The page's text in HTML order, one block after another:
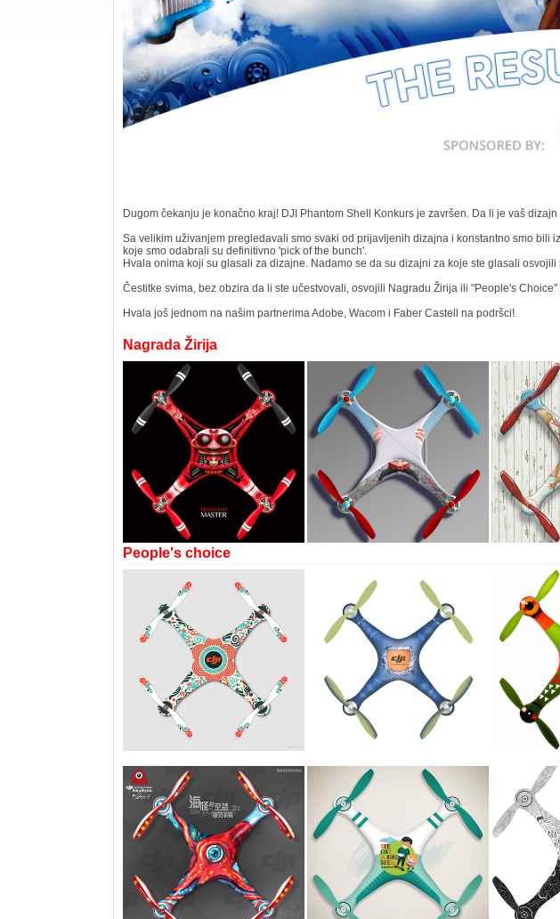
Dugom čekanju je konačno kraj! DJI Phantom Shell Konkurs je završen. Da li je vaš
Sa velikim uživanjem pregledavali smo svaki od prijavljenih dizajna i konstantno smo
koje smo odabrali su definitivno 'pick of the bunch'.
Hvala onima koji su glasali za dizajne. Nadamo se da su dizajni za koje ste glasali osvojili
Čestitke svima, bez obzira da li ste učestvovali, osvojili Nagradu Žirija ili "People's
Hvala još jednom na našim partnerima Adobe, Wacom i Faber Castell na podršci!
Nagrada Žirija
People's choice